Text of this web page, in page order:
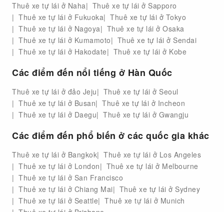
Thuê xe tự lái ở Naha
Thuê xe tự lái ở Sapporo
Thuê xe tự lái ở Fukuoka
Thuê xe tự lái ở Tokyo
Thuê xe tự lái ở Nagoya
Thuê xe tự lái ở Osaka
Thuê xe tự lái ở Kumamoto
Thuê xe tự lái ở Sendai
Thuê xe tự lái ở Hakodate
Thuê xe tự lái ở Kobe
Các điểm đến nổi tiếng ở Hàn Quốc
Thuê xe tự lái ở đảo Jeju
Thuê xe tự lái ở Seoul
Thuê xe tự lái ở Busan
Thuê xe tự lái ở Incheon
Thuê xe tự lái ở Daegu
Thuê xe tự lái ở Gwangju
Các điểm đến phổ biến ở các quốc gia khác
Thuê xe tự lái ở Bangkok
Thuê xe tự lái ở Los Angeles
Thuê xe tự lái ở London
Thuê xe tự lái ở Melbourne
Thuê xe tự lái ở San Francisco
Thuê xe tự lái ở Chiang Mai
Thuê xe tự lái ở Sydney
Thuê xe tự lái ở Seattle
Thuê xe tự lái ở Munich